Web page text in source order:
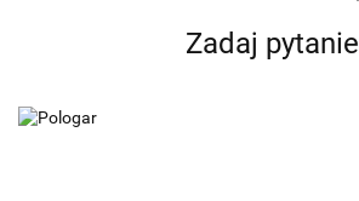
Zadaj pytanie